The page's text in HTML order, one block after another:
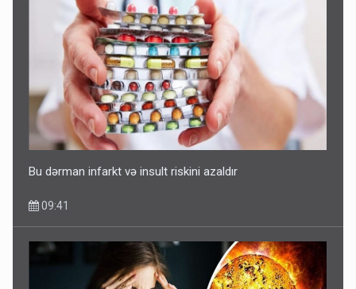
Bu dərman infarkt və insult riskini azaldır
09:41